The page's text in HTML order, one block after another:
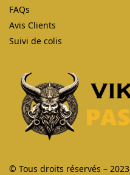
FAQs
Avis Clients
Suivi de colis
© Tous droits réservés – 2023